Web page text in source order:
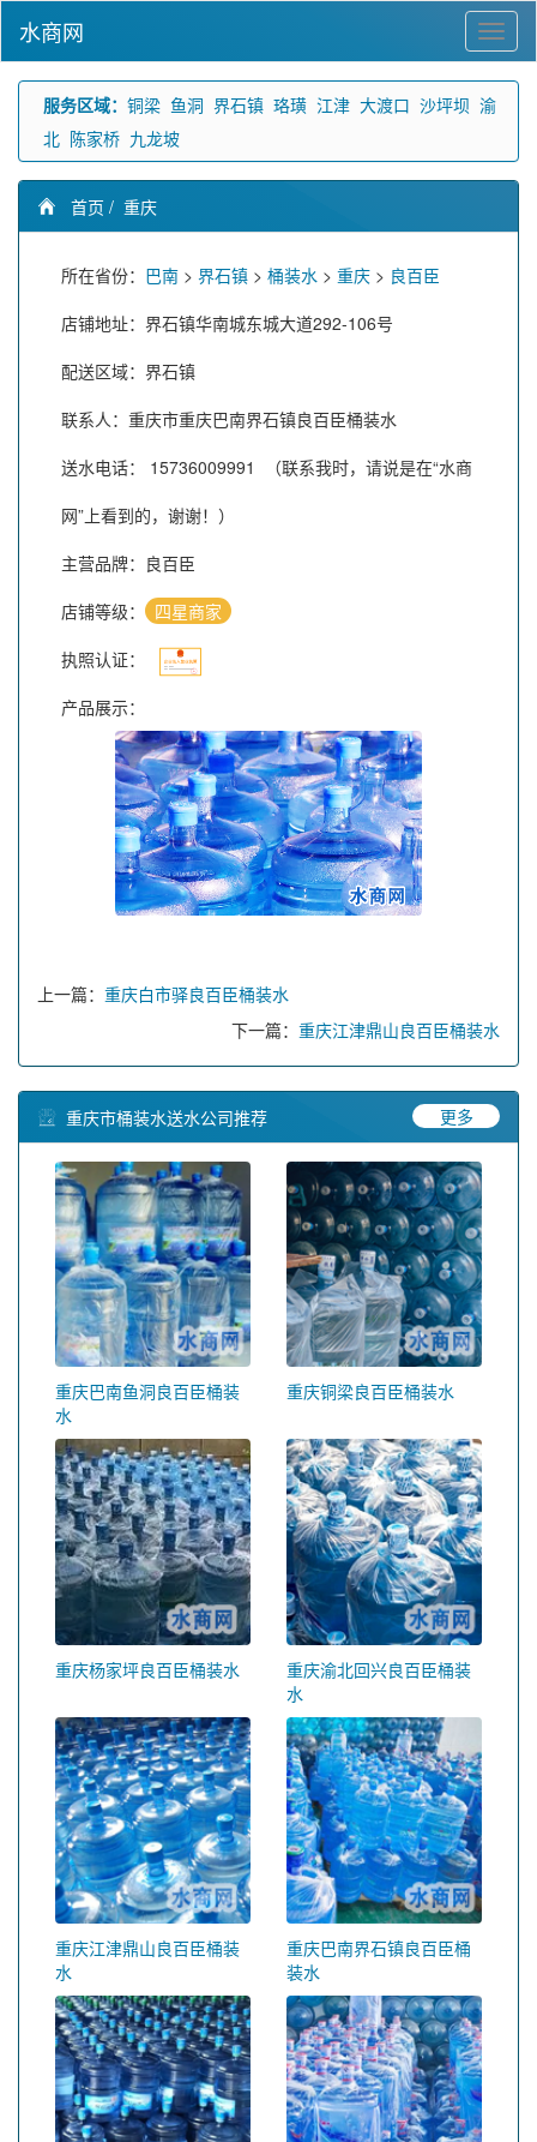
水商网
服务区域： 铜梁 鱼洞 界石镇 珞璜 江津 大渡口 沙坪坝 渝
北 陈家桥 九龙坡
首页 / 重庆
所在省份： 巴南 > 界石镇 > 桶装水 > 重庆 > 良百臣
店铺地址：界石镇华南城东城大道292-106号
配送区域：界石镇
联系人：重庆市重庆巴南界石镇良百臣桶装水
送水电话： 15736009991
（联系我时，请说是在“水商
网”上看到的，谢谢！）
主营品牌：良百臣
店铺等级：
四星商家
执照认证：
产品展示：
上一篇： 重庆白市驿良百臣桶装水
下一篇： 重庆江津鼎山良百臣桶装水
重庆市桶装水送水公司推荐 更多
重庆巴南鱼洞良百臣桶装
水
重庆铜梁良百臣桶装水
重庆杨家坪良百臣桶装水
重庆渝北回兴良百臣桶装
水
重庆江津鼎山良百臣桶装
水
重庆巴南界石镇良百臣桶
装水